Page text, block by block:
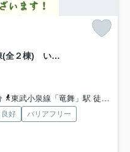
【新築】太田市東別所町 ２号棟(全２棟) いろどりアイタウン 新築建売分譲
東武小泉線「竜舞」駅 徒歩33分
好
バリアフリー